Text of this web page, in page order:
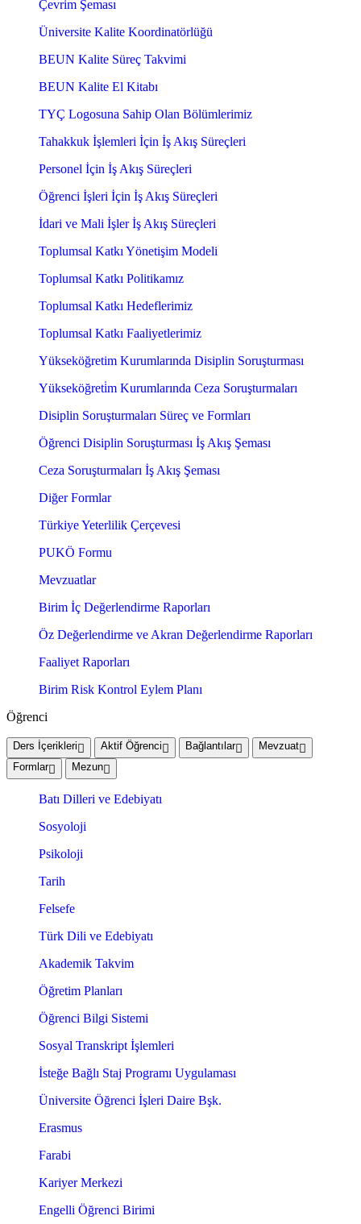
Çevrim Şeması
Üniversite Kalite Koordinatörlüğü
BEUN Kalite Süreç Takvimi
BEUN Kalite El Kitabı
TYÇ Logosuna Sahip Olan Bölümlerimiz
Tahakkuk İşlemleri İçin İş Akış Süreçleri
Personel İçin İş Akış Süreçleri
Öğrenci İşleri İçin İş Akış Süreçleri
İdari ve Mali İşler İş Akış Süreçleri
Toplumsal Katkı Yönetişim Modeli
Toplumsal Katkı Politikamız
Toplumsal Katkı Hedeflerimiz
Toplumsal Katkı Faaliyetlerimiz
Yükseköğretim Kurumlarında Disiplin Soruşturması
Yükseköğreti̇m Kurumlarında Ceza Soruşturmaları
Disiplin Soruşturmaları Süreç ve Formları
Öğrenci Disiplin Soruşturması İş Akış Şeması
Ceza Soruşturmaları İş Akış Şeması
Diğer Formlar
Türkiye Yeterlilik Çerçevesi
PUKÖ Formu
Mevzuatlar
Birim İç Değerlendirme Raporları
Öz Değerlendirme ve Akran Değerlendirme Raporları
Faaliyet Raporları
Birim Risk Kontrol Eylem Planı
Öğrenci
Ders İçerikleri Aktif Öğrenci Bağlantılar
Mevzuat
Formlar
Mezun
Batı Dilleri ve Edebiyatı
Sosyoloji
Psikoloji
Tarih
Felsefe
Türk Dili ve Edebiyatı
Akademik Takvim
Öğretim Planları
Öğrenci Bilgi Sistemi
Sosyal Transkript İşlemleri
İsteğe Bağlı Staj Programı Uygulaması
Üniversite Öğrenci İşleri Daire Bşk.
Erasmus
Farabi
Kariyer Merkezi
Engelli Öğrenci Birimi